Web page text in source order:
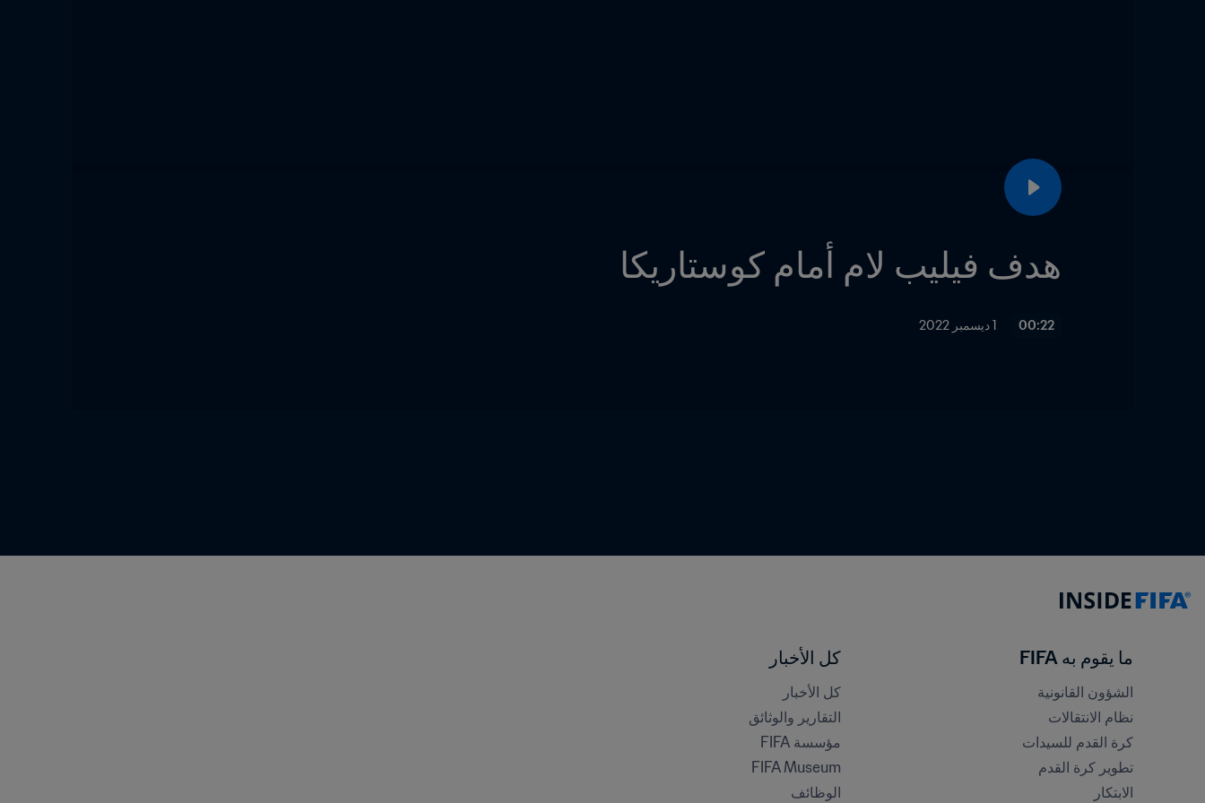
هدف فيليب لام أمام كوستاريكا
00:22 1 ديسمبر 2022
ما يقوم به FIFA
الشؤون القانونية
نظام الانتقالات
كرة القدم للسيدات
تطوير كرة القدم
الابتكار
كل الأخبار
كل الأخبار
التقارير والوثائق
مؤسسة FIFA
FIFA Museum
الوظائف